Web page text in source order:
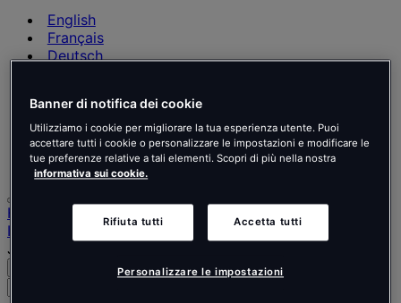
English
Français
Deutsch
Italiano
Português
Português
Polski
Home
I nostri progetti
JLL rinnova la sua sede a Lisbona
Banner di notifica dei cookie
Utilizziamo i cookie per migliorare la tua esperienza utente. Puoi
accettare tutti i cookie o personalizzare le impostazioni e modificare le
tue preferenze relative a tali elementi. Scopri di più nella nostra
informativa sui cookie.
Rifiuta tutti Accetta tutti
Personalizzare le impostazioni